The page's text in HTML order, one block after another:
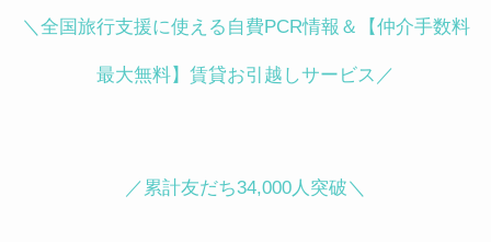
白金台駅徒歩3分／目黒駅徒歩12分
査所（千代田区）
〒102-0093 東京都千代田区平河町１
永田町駅徒歩５分
＼全国旅行支援に使える自費PCR情報＆【仲介手数料
最大無料】賃貸お引越しサービス／
／累計友だち34,000人突破＼